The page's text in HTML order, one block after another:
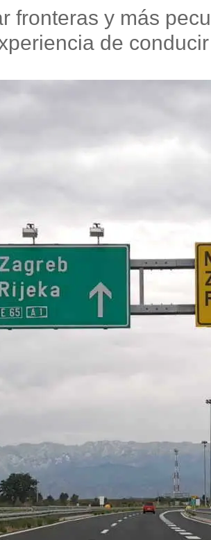
fronteras y más
de